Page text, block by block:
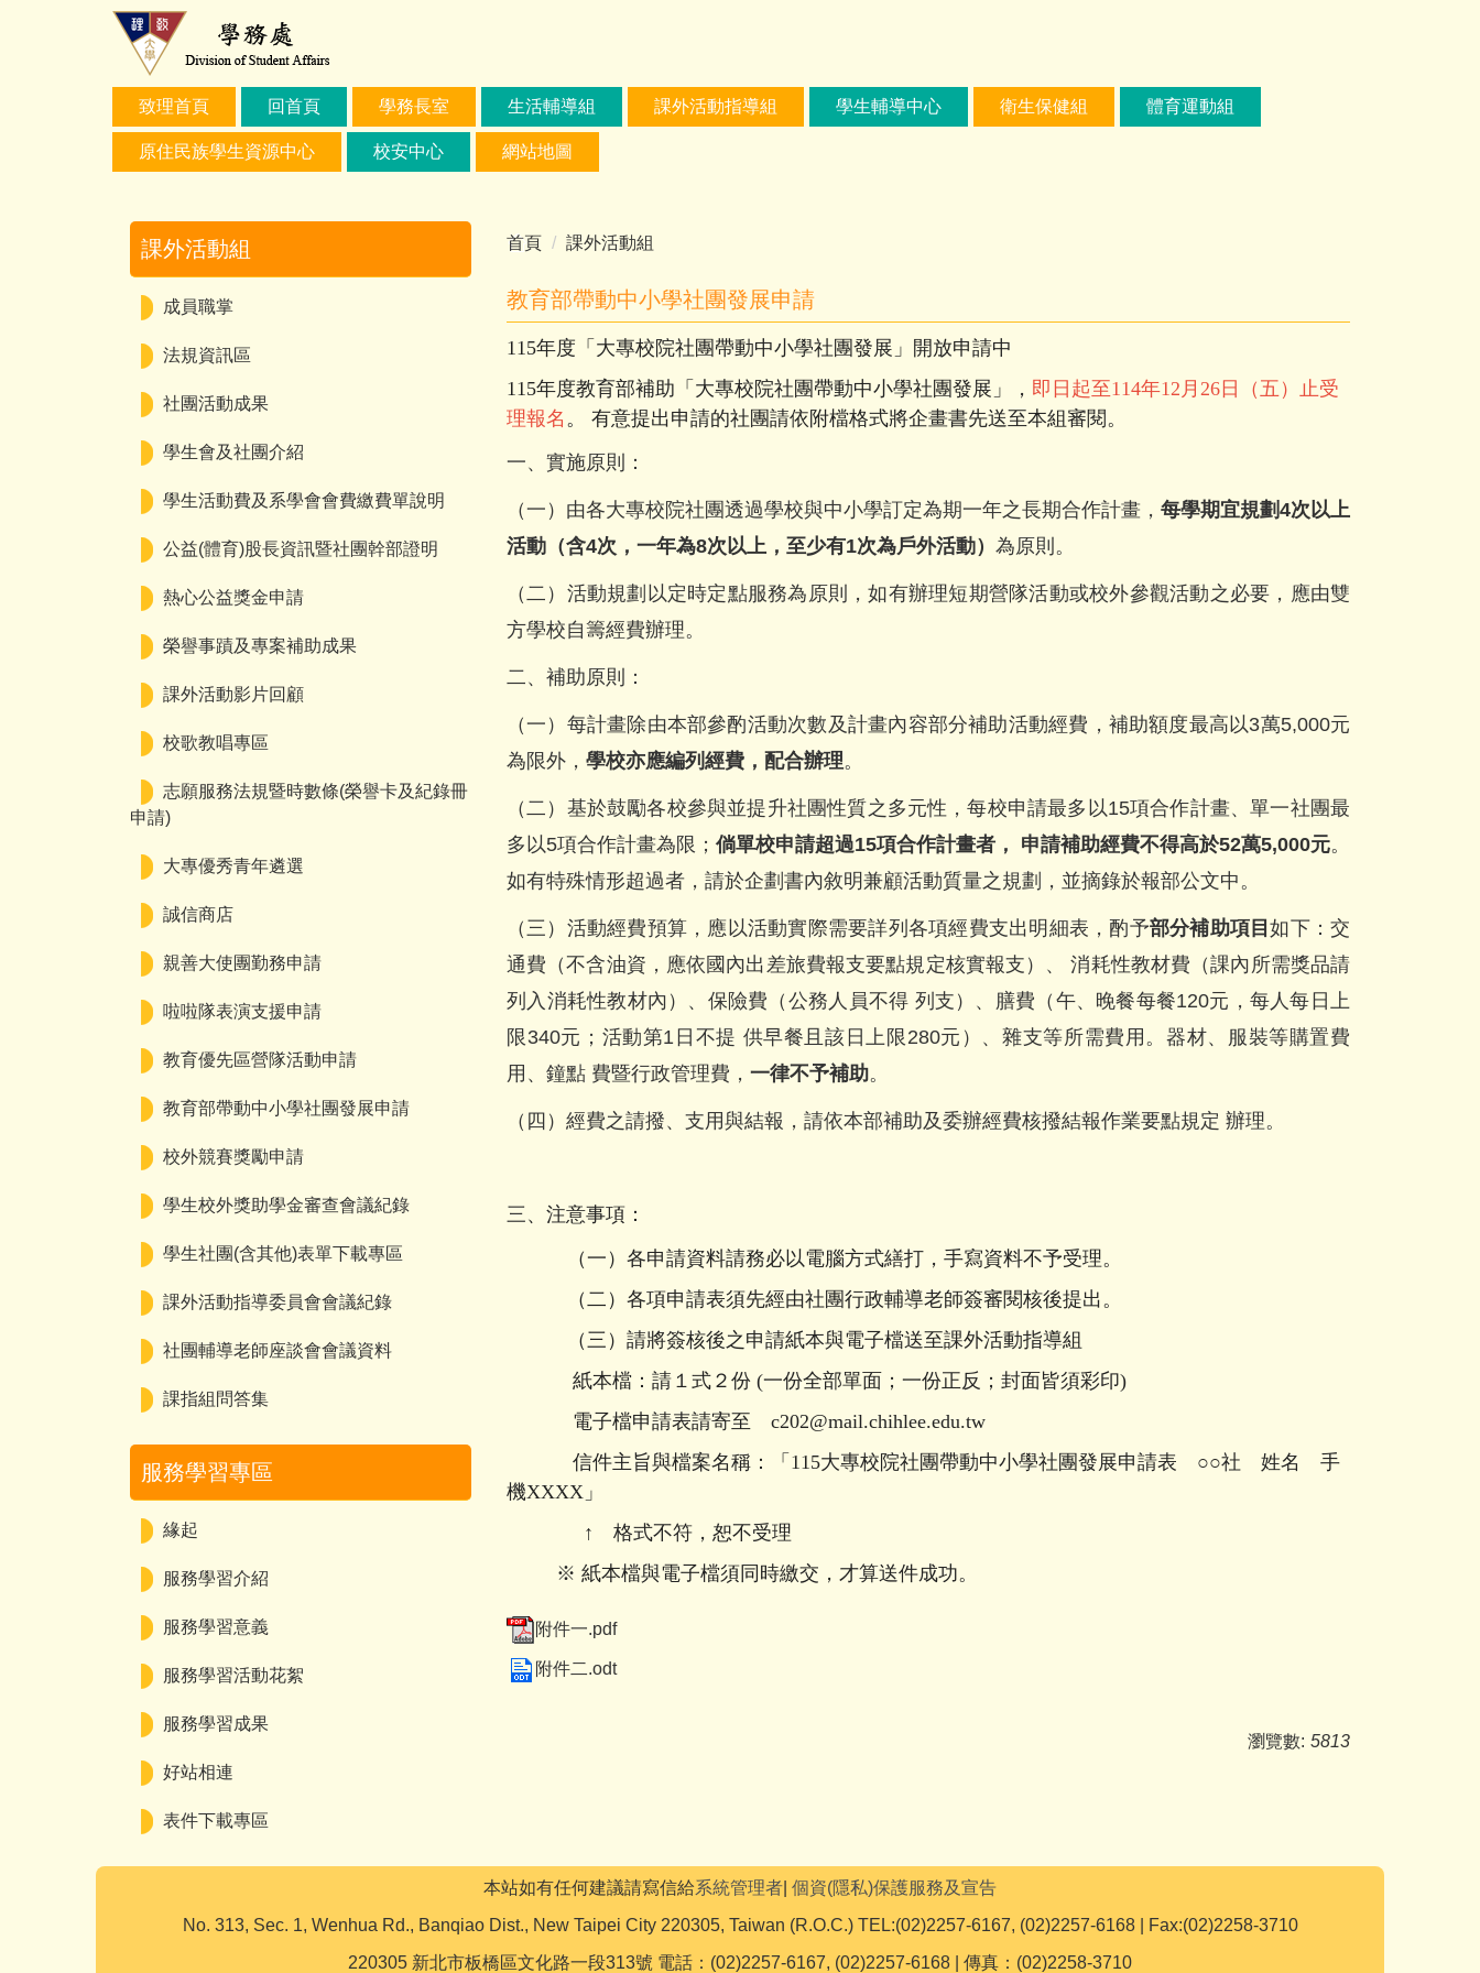
致理首頁 回首頁 學務長室 生活輔導組 課外活動指導組 學生輔導中心 衛生保健組 體育運動組
原住民族學生資源中心 校安中心 網站地圖
課外活動組
成員職掌
法規資訊區
社團活動成果
學生會及社團介紹
學生活動費及系學會會費繳費單說明
公益(體育)股長資訊暨社團幹部證明
熱心公益獎金申請
榮譽事蹟及專案補助成果
課外活動影片回顧
校歌教唱專區
志願服務法規暨時數條(榮譽卡及紀錄冊
申請)
大專優秀青年遴選
誠信商店
親善大使團勤務申請
啦啦隊表演支援申請
教育優先區營隊活動申請
教育部帶動中小學社團發展申請
校外競賽獎勵申請
學生校外獎助學金審查會議紀錄
學生社團(含其他)表單下載專區
課外活動指導委員會會議紀錄
社團輔導老師座談會會議資料
課指組問答集
服務學習專區
緣起
服務學習介紹
服務學習意義
服務學習活動花絮
服務學習成果
好站相連
表件下載專區
首頁 課外活動組
教育部帶動中小學社團發展申請
115年度「大專校院社團帶動中小學社團發展」開放申請中
115年度教育部補助「大專校院社團帶動中小學社團發展」， 即日起至114年12月26日（五）止受
理報名 。 有意提出申請的社團請依附檔格式將企畫書先送至本組審閱。
一、實施原則：
（一）由各大專校院社團透過學校與中小學訂定為期一年之長期合作計畫， 每學期宜規劃4次以上
活動（含4次，一年為8次以上，至少有1次為戶外活動） 為原則。
（二）活動規劃以定時定點服務為原則，如有辦理短期營隊活動或校外參觀活動之必要，應由雙
方學校自籌經費辦理。
二、補助原則：
（一）每計畫除由本部參酌活動次數及計畫內容部分補助活動經費，補助額度最高以3萬5,000元
為限外， 學校亦應編列經費，配合辦理。
（二）基於鼓勵各校參與並提升社團性質之多元性，每校申請最多以15項合作計畫、單一社團最
多以5項合作計畫為限； 倘單校申請超過15項合作計畫者， 申請補助經費不得高於52萬5,000元。
如有特殊情形超過者，請於企劃書內敘明兼顧活動質量之規劃，並摘錄於報部公文中。
（三）活動經費預算，應以活動實際需要詳列各項經費支出明細表，酌予部分補助項目如下：交
通費（不含油資，應依國內出差旅費報支要點規定核實報支）、 消耗性教材費（課內所需獎品請
列入消耗性教材內）、保險費（公務人員不得 列支）、膳費（午、晚餐每餐120元，每人每日上
限340元；活動第1日不提 供早餐且該日上限280元）、雜支等所需費用。器材、服裝等購置費
用、鐘點 費暨行政管理費， 一律不予補助。
（四）經費之請撥、支用與結報，請依本部補助及委辦經費核撥結報作業要點規定 辦理。
三、注意事項：
（一）各申請資料請務必以電腦方式繕打，手寫資料不予受理。
（二）各項申請表須先經由社團行政輔導老師簽審閱核後提出。
（三）請將簽核後之申請紙本與電子檔送至課外活動指導組
紙本檔：請１式２份 (一份全部單面；一份正反；封面皆須彩印)
電子檔申請表請寄至 c202@mail.chihlee.edu.tw
信件主旨與檔案名稱：「 115大專校院社團帶動中小學社團發展申請表 ○○社 姓名 手
機XXXX 」
↑ 格式不符，恕不受理
※ 紙本檔與電子檔須同時繳交，才算送件成功。
附件一.pdf
附件二.odt
瀏覽數: 5813
本站如有任何建議請寫信給系統管理者 個資(隱私)保護服務及宣告
No. 313, Sec. 1, Wenhua Rd., Banqiao Dist., New Taipei City 220305, Taiwan (R.O.C.) TEL:(02)2257-6167, (02)2257-6168 | Fax:(02)2258-3710
220305 新北市板橋區文化路一段313號 電話：(02)2257-6167, (02)2257-6168 | 傳真：(02)2258-3710